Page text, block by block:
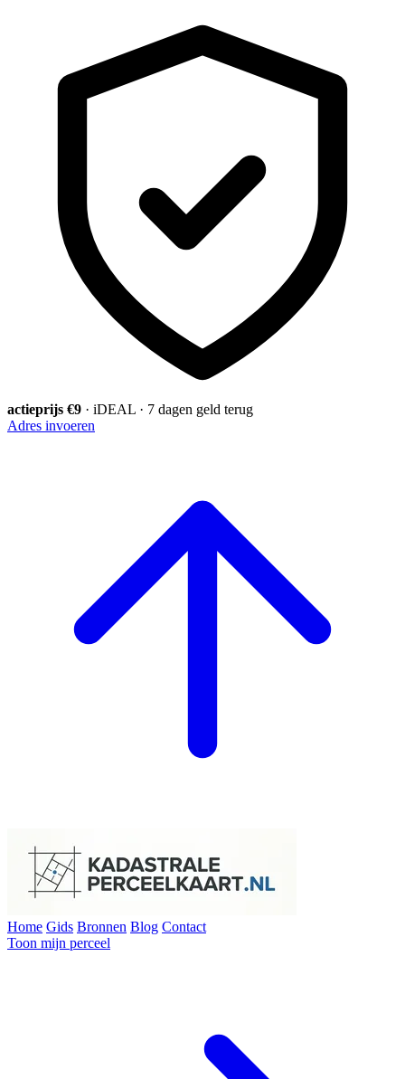
actieprijs €9 · iDEAL · 7 dagen geld terug
Adres invoeren
Home Gids Bronnen Blog Contact
Toon mijn perceel